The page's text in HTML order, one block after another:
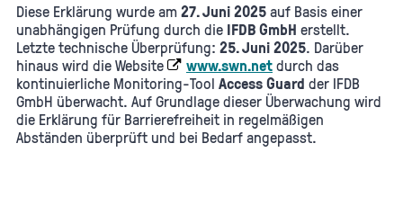
Diese Erklärung wurde am27. Juni 2025auf Basis einer
unabhängigen Prüfung durch die IFDB GmbH erstellt.
Letzte technische Überprüfung: 25. Juni 2025. Darüber
hinaus wird die Website
www.swn.netdurch das
kontinuierliche Monitoring-Tool Access Guard der IFDB
GmbH überwacht. Auf Grundlage dieser Überwachung wird
die Erklärung für Barrierefreiheit in regelmäßigen
Abständen überprüft und bei Bedarf angepasst.